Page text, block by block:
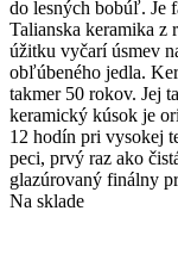
do lesných bobúľ. Je
Talianska keramika z
úžitku vyčarí úsmev
obľúbeného jedla.
takmer 50 rokov. Jej
keramický kúsok je
12 hodín pri vysokej
peci, prvý raz ako
glazúrovaný finálny
Na sklade